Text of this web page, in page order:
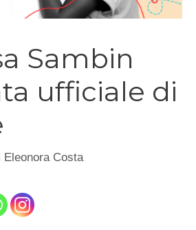
Sambin
ufficiale di
Eleonora Costa